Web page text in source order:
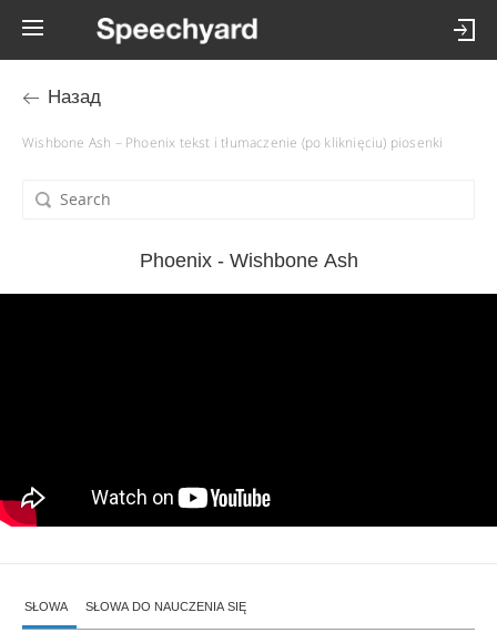
Назад
Wishbone Ash – Phoenix tekst i tłumaczenie (po kliknięciu) piosenki
Phoenix - Wishbone Ash
SŁOWA SŁOWA DO NAUCZENIA SIĘ